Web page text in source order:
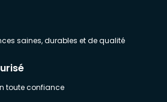
saines, durables et de qualité
toute confiance